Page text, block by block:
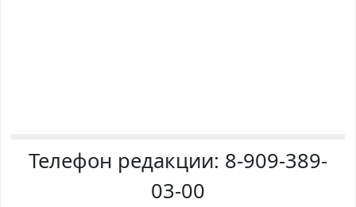
Телефон редакции: 8-909-389-
03-00